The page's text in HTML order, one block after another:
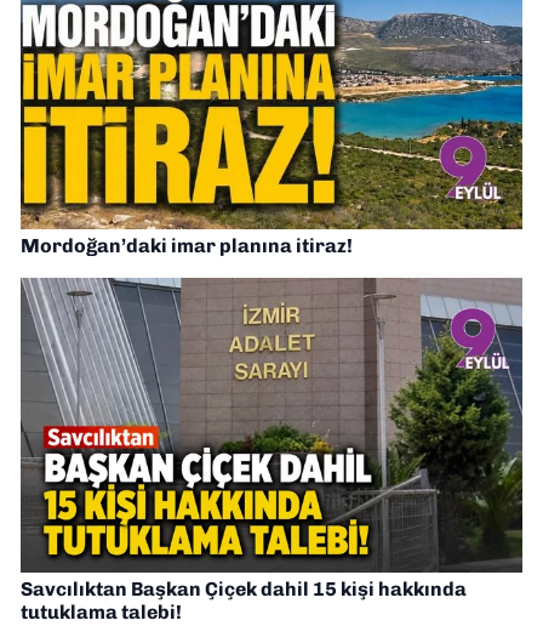
Mordoğan’daki imar planına itiraz!
Savcılıktan Başkan Çiçek dahil 15 kişi hakkında
tutuklama talebi!